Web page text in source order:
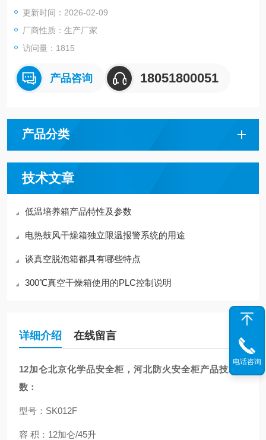
更新时间：2026-02-09
厂商性质：生产厂家
访问量：1815
产品咨询 18051800051
产品分类
技术文章
低温培养箱产品特性及参数
电热鼓风干燥箱独立限温报警系统的用途
谈真空脱泡箱都具有哪些特点
300℃真空干燥箱使用的PLC控制说明
详细介绍 在线留言
12加仑北京化学品安全柜，河北防火安全柜产品技术参
数：
型号：SK012F
容 积：12加仑/45升
电话咨询